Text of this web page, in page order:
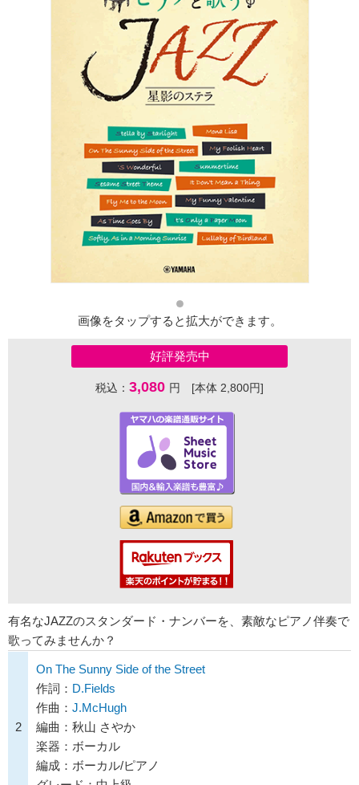
画像をタップすると拡大ができます。
好評発売中
税込： 3,080 円 [本体 2,800円]
有名なJAZZのスタンダード・ナンバーを、素敵なピアノ伴奏で
歌ってみませんか？
2
On The Sunny Side of the Street
作詞： D.Fields
作曲： J.McHugh
編曲：秋山 さやか
楽器：ボーカル
編成：ボーカル/ピアノ